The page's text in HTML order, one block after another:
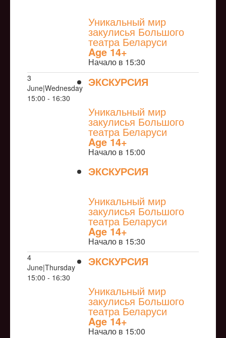
Уникальный мир
закулисья Большого
театра Беларуси
Age 14+
Начало в 15:30
3
June|Wednesday
15:00 - 16:30
ЭКСКУРСИЯ
Уникальный мир
закулисья Большого
театра Беларуси
Age 14+
Начало в 15:00
ЭКСКУРСИЯ
Уникальный мир
закулисья Большого
театра Беларуси
Age 14+
Начало в 15:30
4
June|Thursday
15:00 - 16:30
ЭКСКУРСИЯ
Уникальный мир
закулисья Большого
театра Беларуси
Age 14+
Начало в 15:00